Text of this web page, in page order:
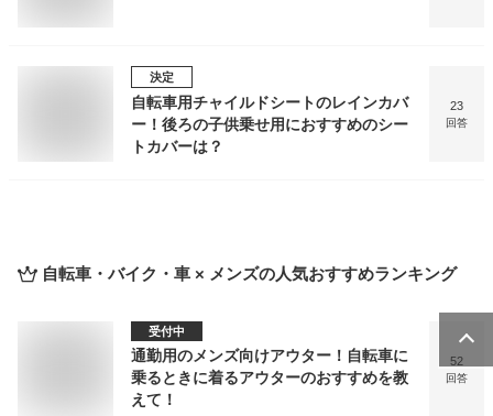
決定
自転車用チャイルドシートのレインカバ
ー！後ろの子供乗せ用におすすめのシー
トカバーは？
23
回答
自転車・バイク・車 × メンズの人気おすすめランキング
受付中
通勤用のメンズ向けアウター！自転車に
乗るときに着るアウターのおすすめを教
えて！
52
回答